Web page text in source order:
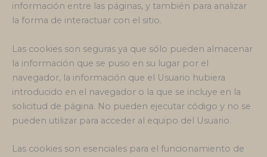
información entre las páginas, y también para analizar
la forma de interactuar con el sitio.
Las cookies son seguras ya que sólo pueden almacenar
la información que se puso en su lugar por el
navegador, la información que el Usuario hubiera
introducido en el navegador o la que se incluye en la
solicitud de página. No pueden ejecutar código y no se
pueden utilizar para acceder al equipo del Usuario.
Las cookies son esenciales para el funcionamiento de